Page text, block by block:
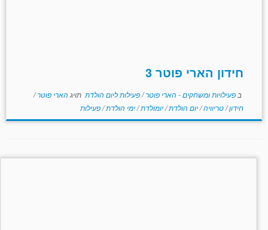
חידון הארי פוטר 3
ב פעילויות ומשחקים - הארי פוטר/פעילות ליום הולדת תויג הארי פוטר/
חידון/טריוויה/יום הולדת/יומולדת/ימי הולדת/פעילות